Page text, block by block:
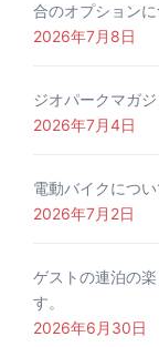
合のオプションに
2026年7月8日
ジオパークマガ
2026年7月4日
電動バイクにつ
2026年7月2日
ゲストの連泊の
す。
2026年6月30日